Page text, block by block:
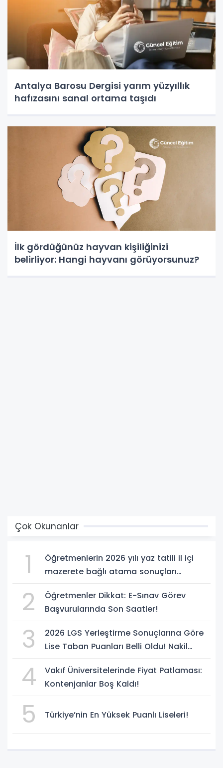
Antalya Barosu Dergisi yarım yüzyıllık
hafızasını sanal ortama taşıdı
İlk gördüğünüz hayvan kişiliğinizi
belirliyor: Hangi hayvanı görüyorsunuz?
Çok Okunanlar
1
Öğretmenlerin 2026 yılı yaz tatili il içi
mazerete bağlı atama sonuçları
2
Öğretmenler Dikkat: E-Sınav Görev
Başvurularında Son Saatler!
3
2026 LGS Yerleştirme Sonuçlarına Göre
Lise Taban Puanları Belli Oldu! Nakil
4
Vakıf Üniversitelerinde Fiyat Patlaması:
Kontenjanlar Boş Kaldı!
5 Türkiye’nin En Yüksek Puanlı Liseleri!